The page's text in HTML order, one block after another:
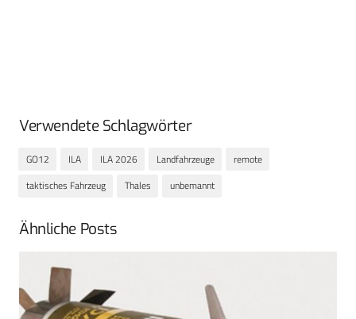
Verwendete Schlagwörter
GO12 ILA ILA 2026 Landfahrzeuge
remote
taktisches Fahrzeug
Thales unbemannt
Ähnliche Posts